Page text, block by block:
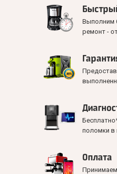
Выполним
ремонт -
поломки в
Оплата